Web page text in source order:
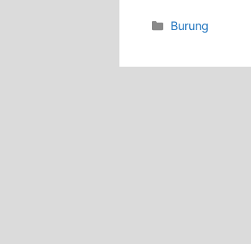
Categories
Burung